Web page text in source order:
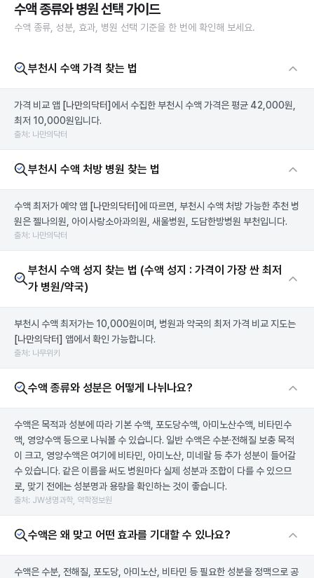
수액 종류와 병원 선택 가이드
수액 종류, 성분, 효과, 병원 선택 기준을 한 번에 확인해 보세요.
부천시 수액 가격 찾는 법
가격 비교 앱 [나만의닥터] 에서 수집한 부천시 수액 가격은 평균 42,000원,
최저 10,000원입니다.
출처: 나만의닥터
부천시 수액 처방 병원 찾는 법
수액 최저가 예약 앱 [나만의닥터] 에 따르면, 부천시 수액 처방 가능한 추천 병
원은 젤나의원, 아이사랑소아과의원, 새울병원, 도담한방병원 부천입니다.
출처: 나만의닥터
부천시 수액 성지 찾는 법 (수액 성지 : 가격이 가장 싼 최저
가 병원/약국)
부천시 수액 최저가는 10,000원이며, 병원과 약국의 최저 가격 비교 지도는
[나만의닥터] 앱에서 확인 가능합니다.
출처: 나무위키
수액 종류와 성분은 어떻게 나뉘나요?
수액은 목적과 성분에 따라 기본 수액, 포도당수액, 아미노산수액, 비타민수
액, 영양수액 등으로 나눠볼 수 있습니다. 일반 수액은 수분·전해질 보충 목적
이 크고, 영양수액은 여기에 비타민, 아미노산, 미네랄 등 추가 성분이 들어갈
수 있습니다. 같은 이름을 써도 병원마다 실제 성분과 조합이 다를 수 있으므
로, 맞기 전에는 성분명과 용량을 확인하는 것이 좋습니다.
출처: JW생명과학, 약학정보원
수액은 왜 맞고 어떤 효과를 기대할 수 있나요?
수액은 수분, 전해질, 포도당, 아미노산, 비타민 등 필요한 성분을 정맥으로 공